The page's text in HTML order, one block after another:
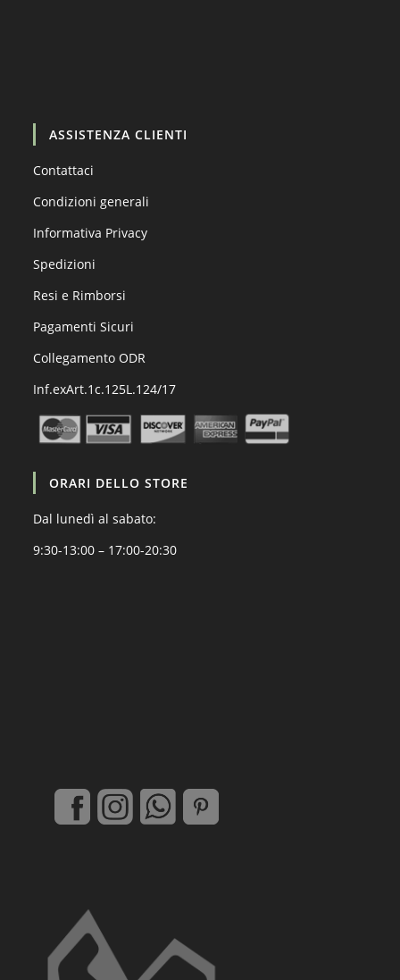
ASSISTENZA CLIENTI
Contattaci
Condizioni generali
Informativa Privacy
Spedizioni
Resi e Rimborsi
Pagamenti Sicuri
Collegamento ODR
Inf.exArt.1c.125L.124/17
ORARI DELLO STORE
Dal lunedì al sabato:
9:30-13:00 – 17:00-20:30